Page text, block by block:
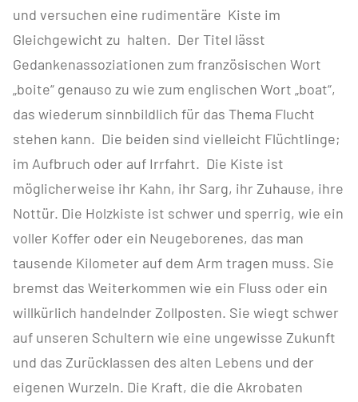
und versuchen eine rudimentäre Kiste im
Gleichgewicht zu halten. Der Titel lässt
Gedankenassoziationen zum französischen Wort
„boite“ genauso zu wie zum englischen Wort „boat“,
das wiederum sinnbildlich für das Thema Flucht
stehen kann. Die beiden sind vielleicht Flüchtlinge;
im Aufbruch oder auf Irrfahrt. Die Kiste ist
möglicherweise ihr Kahn, ihr Sarg, ihr Zuhause, ihre
Nottür. Die Holzkiste ist schwer und sperrig, wie ein
voller Koffer oder ein Neugeborenes, das man
tausende Kilometer auf dem Arm tragen muss. Sie
bremst das Weiterkommen wie ein Fluss oder ein
willkürlich handelnder Zollposten. Sie wiegt schwer
auf unseren Schultern wie eine ungewisse Zukunft
und das Zurücklassen des alten Lebens und der
eigenen Wurzeln. Die Kraft, die die Akrobaten